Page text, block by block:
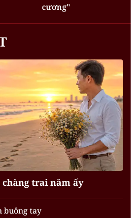
cương"
trai năm ấy
buông tay